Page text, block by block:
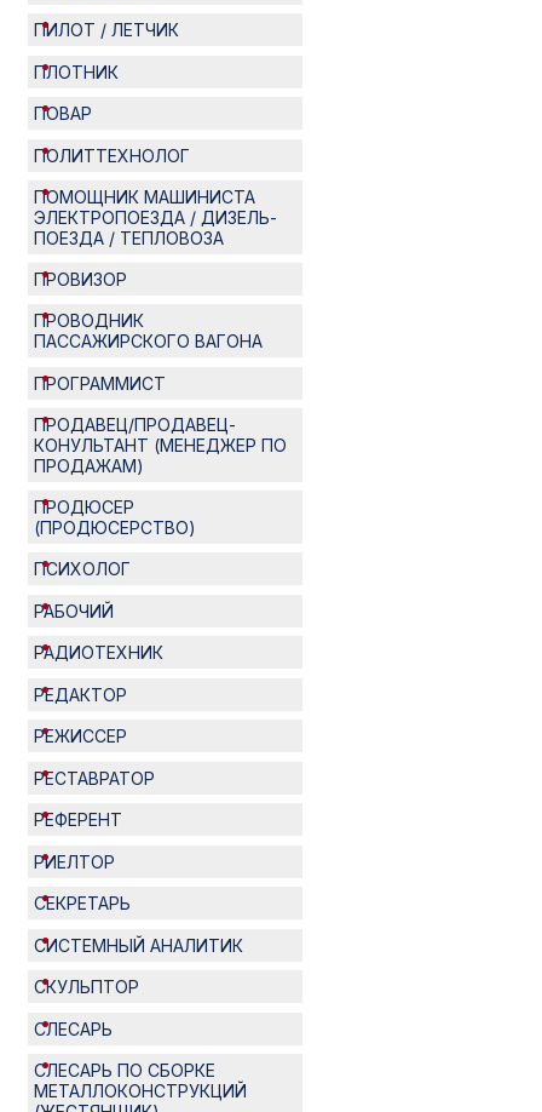
ПИЛОТ / ЛЕТЧИК
ПЛОТНИК
ПОВАР
ПОЛИТТЕХНОЛОГ
ПОМОЩНИК МАШИНИСТА
ЭЛЕКТРОПОЕЗДА / ДИЗЕЛЬ-
ПОЕЗДА / ТЕПЛОВОЗА
ПРОВИЗОР
ПРОВОДНИК
ПАССАЖИРСКОГО ВАГОНА
ПРОГРАММИСТ
ПРОДАВЕЦ/ПРОДАВЕЦ-
КОНУЛЬТАНТ (МЕНЕДЖЕР ПО
ПРОДАЖАМ)
ПРОДЮСЕР
(ПРОДЮСЕРСТВО)
ПСИХОЛОГ
РАБОЧИЙ
РАДИОТЕХНИК
РЕДАКТОР
РЕЖИССЕР
РЕСТАВРАТОР
РЕФЕРЕНТ
РИЕЛТОР
СЕКРЕТАРЬ
СИСТЕМНЫЙ АНАЛИТИК
СКУЛЬПТОР
СЛЕСАРЬ
СЛЕСАРЬ ПО СБОРКЕ
МЕТАЛЛОКОНСТРУКЦИЙ